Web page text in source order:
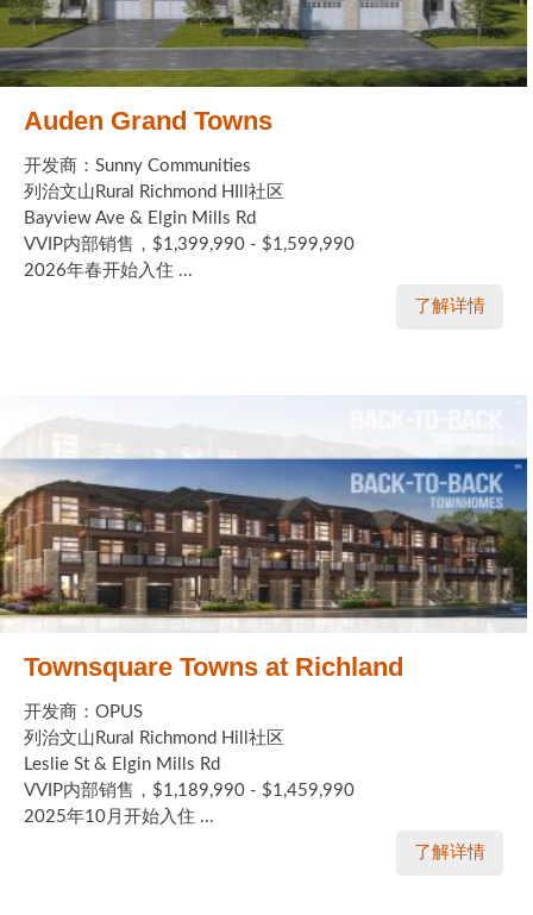
Auden Grand Towns
开发商：Sunny Communities
列治文山Rural Richmond HIll社区
Bayview Ave & Elgin Mills Rd
VVIP内部销售，$1,399,990 - $1,599,990
2026年春开始入住 ...
了解详情
Townsquare Towns at Richland
开发商：OPUS
列治文山Rural Richmond Hill社区
Leslie St & Elgin Mills Rd
VVIP内部销售，$1,189,990 - $1,459,990
2025年10月开始入住 ...
了解详情